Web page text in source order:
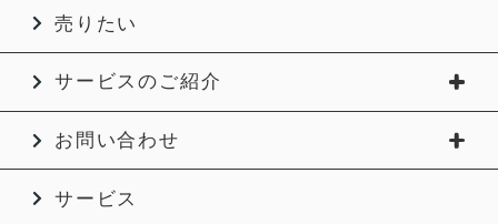
売りたい
サービスのご紹介
お問い合わせ
サービス